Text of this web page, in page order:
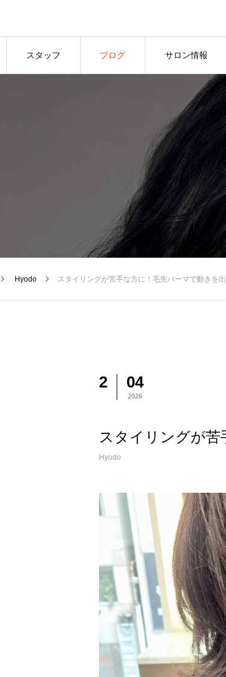
スタッフ ブログ サロン情報
Hyodo スタイリングが苦手な方に！毛先パーマで動きを
2 04
2026
スタイリングが
Hyodo